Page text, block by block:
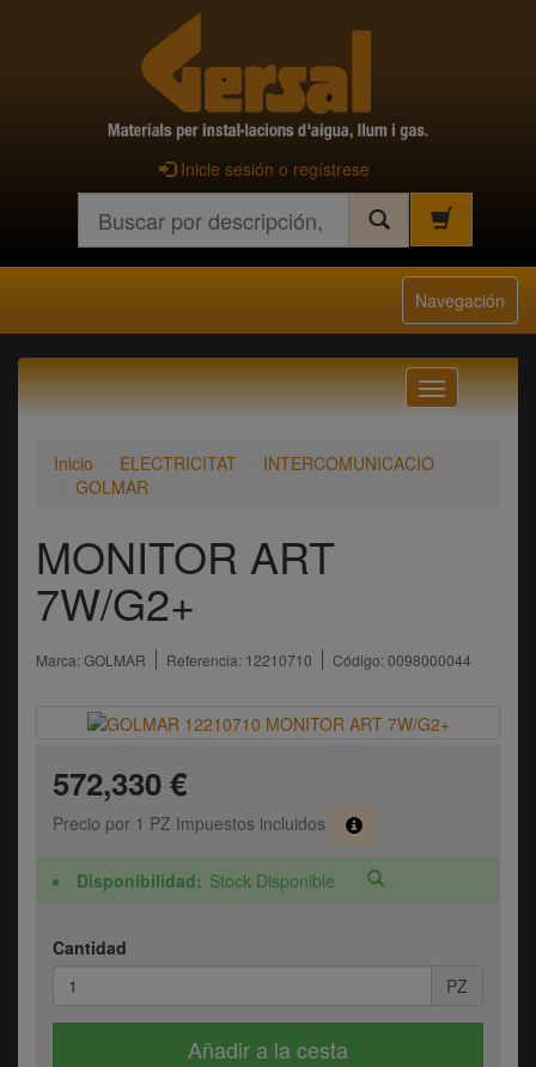
Inicie sesión o regístrese
Navegación
Navegación
Inicio ELECTRICITAT
INTERCOMUNICACIO
GOLMAR
MONITOR ART
7W/G2+
Marca: GOLMAR Referencia: 12210710 Código: 0098000044
572,330 €
Precio por 1 PZ Impuestos incluidos
Disponibilidad Stock Disponible
Cantidad
PZ
Añadir a la cesta